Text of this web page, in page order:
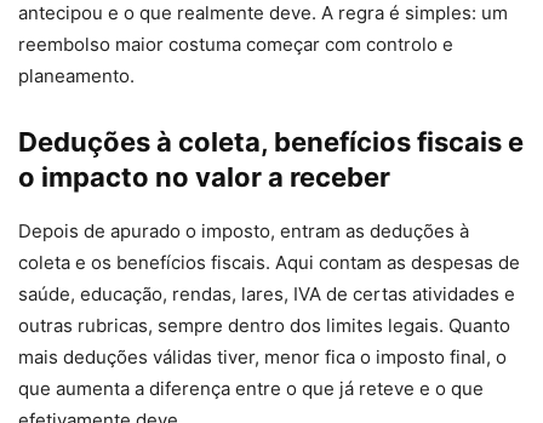
antecipou e o que realmente deve. A regra é simples: um
reembolso maior costuma começar com controlo e
planeamento.
Deduções à coleta, benefícios fiscais e
o impacto no valor a receber
Depois de apurado o imposto, entram as deduções à
coleta e os benefícios fiscais. Aqui contam as despesas de
saúde, educação, rendas, lares, IVA de certas atividades e
outras rubricas, sempre dentro dos limites legais. Quanto
mais deduções válidas tiver, menor fica o imposto final, o
que aumenta a diferença entre o que já reteve e o que